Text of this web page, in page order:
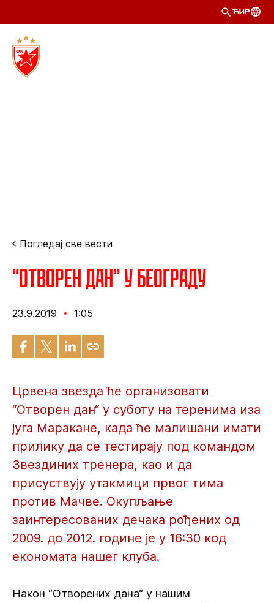
ЋИР
Погледај све вести
“Отворен дан” у Београду
23.9.2019 1:05
Црвена звезда ће организовати
“Отворен дан“ у суботу на теренима иза
југа Маракане, када ће малишани имати
прилику да се тестирају под командом
Звездиних тренера, као и да
присуствују утакмици првог тима
против Мачве. Окупљање
заинтересованих дечака рођених од
2009. до 2012. године је у 16:30 код
економата нашег клуба.
Након “Отворених дана“ у нашим